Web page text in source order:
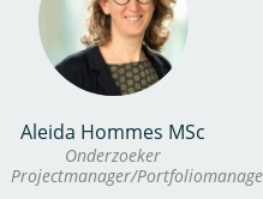
bekijk profiel
dr. Bas van der Zaan
Aleida Hommes MSc
Onderzoeker
Projectmanager/